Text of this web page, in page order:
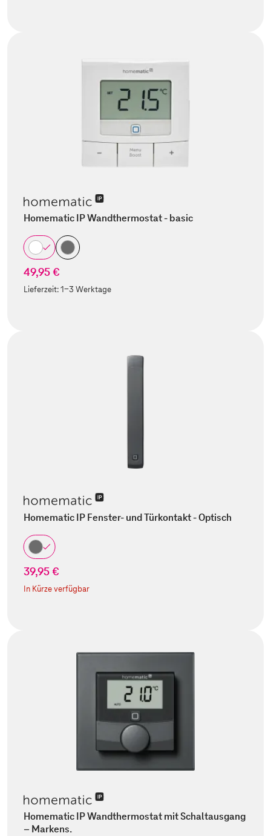
Homematic IP Wandthermostat - basic
49,95 €
Lieferzeit:1-3 Werktage
Homematic IP Fenster- und Türkontakt - Optisch
39,95 €
In Kürze verfügbar
Homematic IP Wandthermostat mit Schaltausgang
– Markens.